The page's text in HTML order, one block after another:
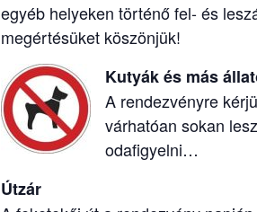
egyéb helyeken történő fel- és
megértésüket köszönjük!
Kutyák és más
A rendezvényre
várhatóan sokan
odafigyelni…
Útzár